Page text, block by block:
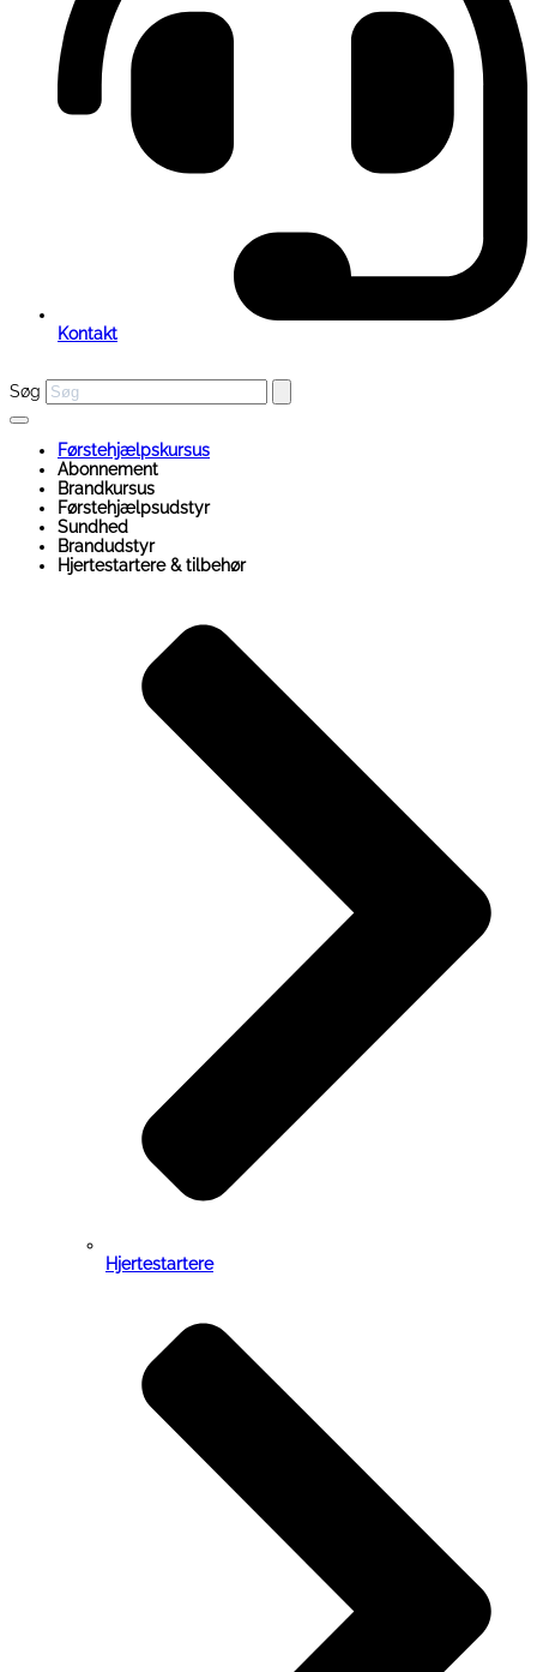
Kontakt
Søg
Førstehjælpskursus
Abonnement
Brandkursus
Førstehjælpsudstyr
Sundhed
Brandudstyr
Hjertestartere & tilbehør
Hjertestartere